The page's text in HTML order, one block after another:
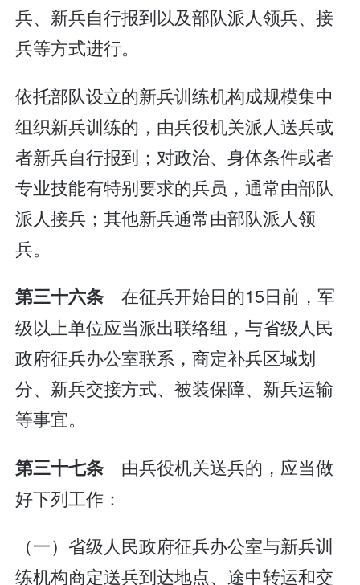
兵、新兵自行报到以及部队派人领兵、接
兵等方式进行。
依托部队设立的新兵训练机构成规模集中
组织新兵训练的，由兵役机关派人送兵或
者新兵自行报到；对政治、身体条件或者
专业技能有特别要求的兵员，通常由部队
派人接兵；其他新兵通常由部队派人领
兵。
第三十六条 在征兵开始日的15日前，军
级以上单位应当派出联络组，与省级人民
政府征兵办公室联系，商定补兵区域划
分、新兵交接方式、被装保障、新兵运输
等事宜。
第三十七条 由兵役机关送兵的，应当做
好下列工作：
（一）省级人民政府征兵办公室与新兵训
练机构商定送兵到达地点、途中转运和交